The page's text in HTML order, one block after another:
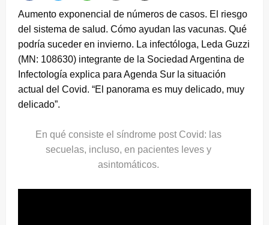
Aumento exponencial de números de casos. El riesgo
del sistema de salud. Cómo ayudan las vacunas. Qué
podría suceder en invierno. La infectóloga, Leda Guzzi
(MN: 108630) integrante de la Sociedad Argentina de
Infectología explica para Agenda Sur la situación
actual del Covid. “El panorama es muy delicado, muy
delicado”.
En qué consiste el síndrome post Covid: las
secuelas, incluso, en pacientes leves y
asintomáticos.